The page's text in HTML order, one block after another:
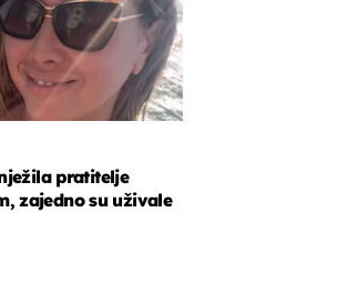
pratitelje
zajedno su uživale